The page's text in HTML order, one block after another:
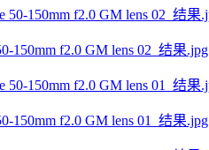
150mm f2.0 GM lens 02_结果.jpg
150mm f2.0 GM lens 01_结果.jpg